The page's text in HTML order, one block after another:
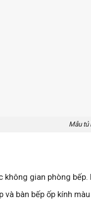
Mẫu tủ
gian phòng
và bàn bếp ốp kính